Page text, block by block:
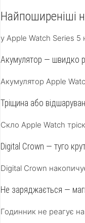
Найпоширеніші
у Apple Watch Series 5
Акумулятор — швидко
Акумулятор Apple
Тріщина або
Скло Apple Watch
Digital Crown — туго
Digital Crown
Не заряджається —
Годинник не реагує